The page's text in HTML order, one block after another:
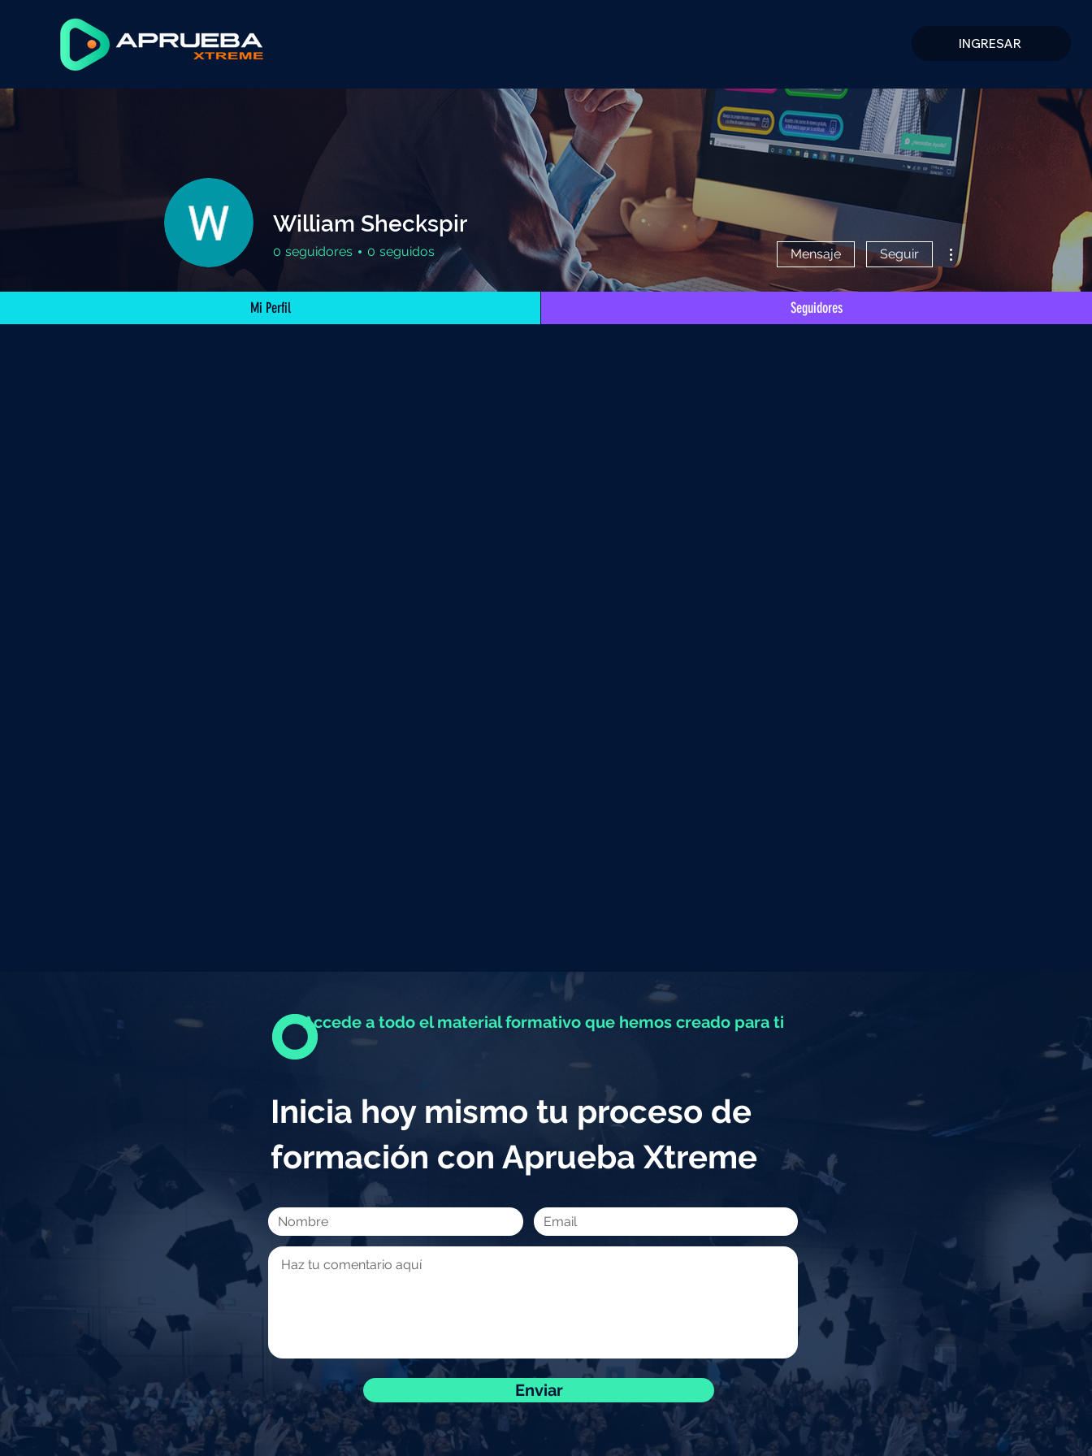
INGRESAR
William Sheckspir
0 seguidores 0 seguidos Mensaje Seguir
Más acciones
Mi Perfil Seguidores
Accede a todo el material formativo que hemos creado para ti
Inicia hoy mismo tu proceso de
formación con Aprueba Xtreme
Enviar